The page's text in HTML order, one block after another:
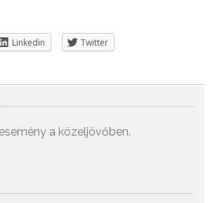
Linkedin Twitter
a közeljövőben.